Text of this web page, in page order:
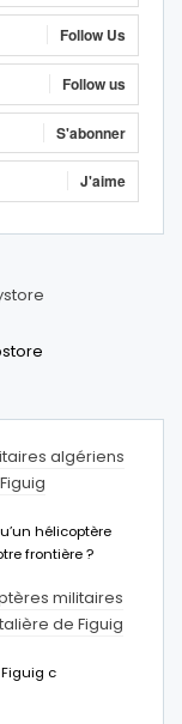
Follow Us
Follow us
S'abonner
J'aime
algériens
hélicoptère
frontière ?
militaires
de Figuig
c